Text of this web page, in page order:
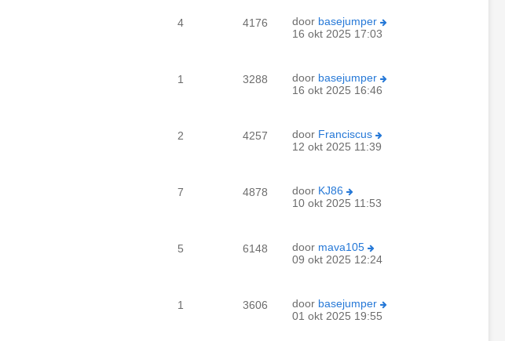
4 4176 door basejumper
16 okt 2025 17:03
1 3288 door basejumper
16 okt 2025 16:46
2 4257 door Franciscus
12 okt 2025 11:39
7 4878 door KJ86
10 okt 2025 11:53
5 6148 door mava105
09 okt 2025 12:24
1 3606 door basejumper
01 okt 2025 19:55